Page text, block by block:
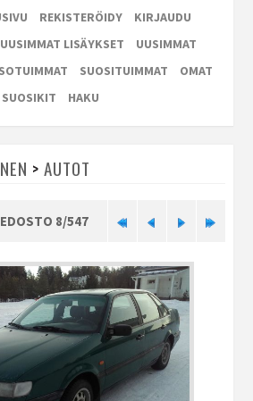
REKISTERÖIDY
KIRJAUDU
UUSIMMAT LISÄYKSET
UUSIMMAT
SUOSITUIMMAT
OMAT
SUOSIKIT
HAKU
> AUTOT
8/547